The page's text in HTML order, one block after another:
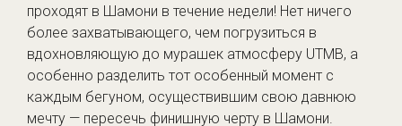
проходят в Шамони в течение недели! Нет ничего
более захватывающего, чем погрузиться в
вдохновляющую до мурашек атмосферу UTMB, а
особенно разделить тот особенный момент с
каждым бегуном, осуществившим свою давнюю
мечту — пересечь финишную черту в Шамони.